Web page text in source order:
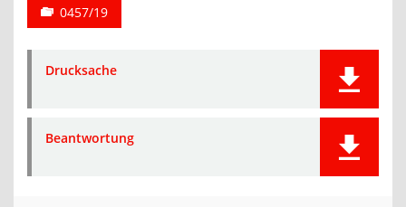
0457/19
Drucksache
Beantwortung